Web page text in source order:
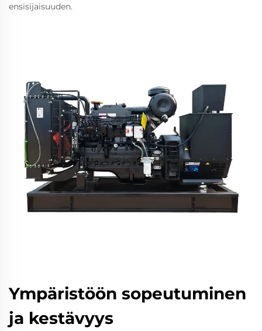
ensisijaisuuden.
Ympäristöön sopeutuminen
ja kestävyys